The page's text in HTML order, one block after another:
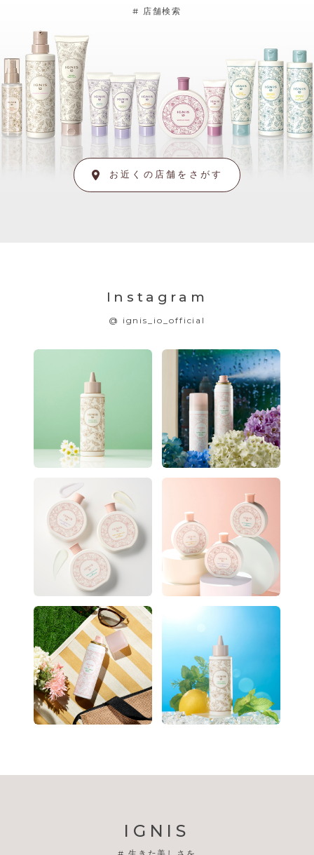
# 店舗検索
お近くの店舗をさがす
Instagram
@ ignis_io_official
IGNIS